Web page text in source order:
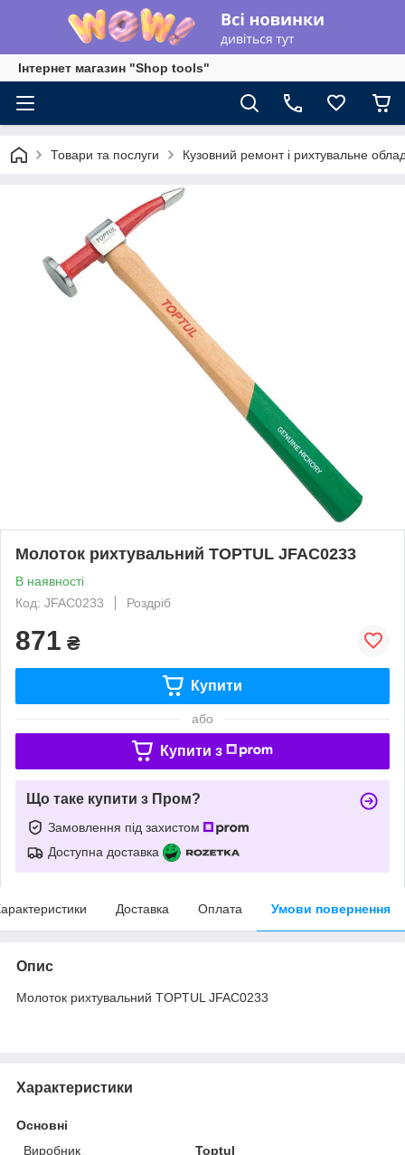
Інтернет магазин "Shop tools"
Товари та послуги Кузовний ремонт і рихтувальне
Молоток рихтувальний TOPTUL JFAC0233
В наявності
Код: JFAC0233
Роздріб
871 ₴
Купити
або
Купити з
Що таке купити з Пром?
Замовлення під захистом
Доступна доставка
Доставка Оплата Умови повернення
Опис
Молоток рихтувальний TOPTUL JFAC0233
Характеристики
Основні
Виробник
Toptul